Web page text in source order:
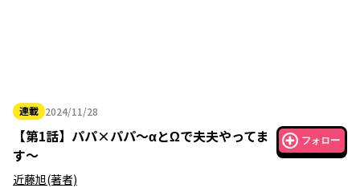
連載 2024/11/28
2024年11月28日
【第1話】 パパ×パパ～αとΩで夫夫やってま
す～
フォロー
近藤旭(著者)